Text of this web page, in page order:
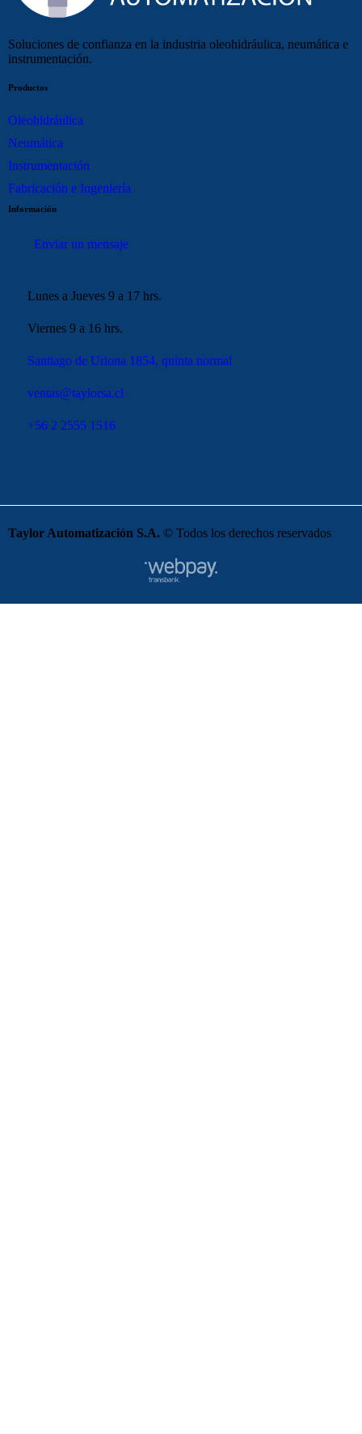
Soluciones de confianza en la industria oleohidráulica, neumática e
instrumentación.
Productos
Oleohidráulica
Neumática
Instrumentación
Fabricación e Ingeniería
Información
Enviar un mensaje
Lunes a Jueves 9 a 17 hrs.
Viernes 9 a 16 hrs.
Santiago de Uriona 1854, quinta normal
ventas@taylorsa.cl
+56 2 2555 1516
Taylor Automatización S.A. © Todos los derechos reservados